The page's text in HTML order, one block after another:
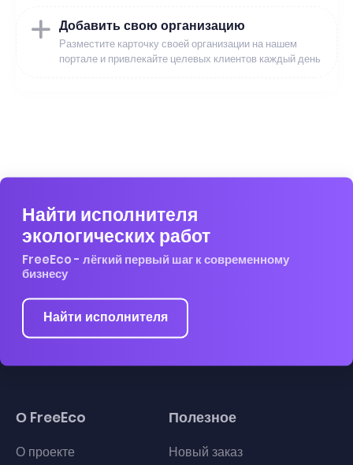
Добавить свою организацию
Разместите карточку своей организации на нашем
портале и привлекайте целевых клиентов каждый день
Найти исполнителя
экологических работ
FreeEco - лёгкий первый шаг к современному
бизнесу
Найти исполнителя
О FreeEco
О проекте
Полезное
Новый заказ